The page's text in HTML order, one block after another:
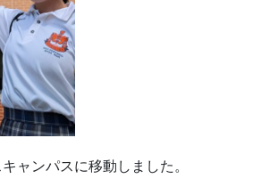
ャンパスに移動しました。